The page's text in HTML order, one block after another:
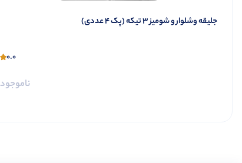
جلیقه وشلوار و شومیز ۳ تیکه (پک 4 عددی)
0.0
ناموجود